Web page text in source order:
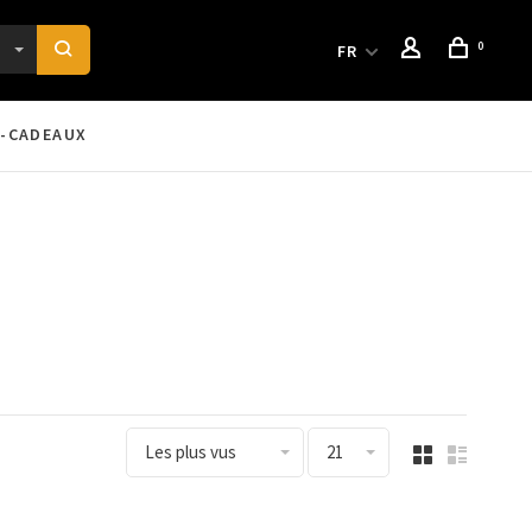
FR 0
CADEAUX
Les plus vus 21